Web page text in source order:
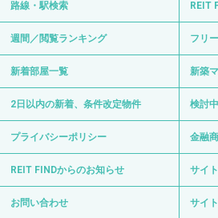
路線・駅検索 REIT
週間／閲覧ランキング フリ
新着部屋一覧 新築
2日以内の新着、条件改定物件 検討
プライバシーポリシー 金融
REIT FINDからのお知らせ サイ
お問い合わせ サイ